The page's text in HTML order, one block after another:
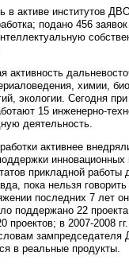
в активе институтов
подано 456
активность
химии,
экологии. Сегодня
15 инженерно-
деятельность.
активнее
инновационных
прикладной работы
пока нельзя
последних 7 лет
поддержано 22
проектов; в 2007-2008
словам
в реальные продукты.